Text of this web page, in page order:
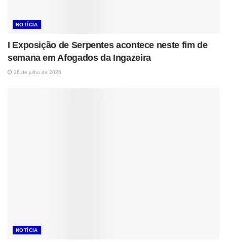
NOTÍCIA
I Exposição de Serpentes acontece neste fim de
semana em Afogados da Ingazeira
26 de julho de 2026
NOTÍCIA